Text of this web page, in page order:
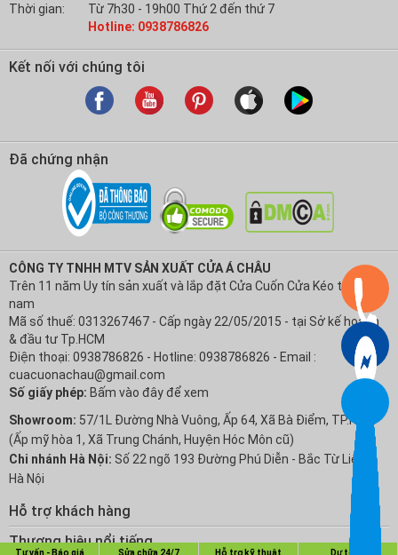
Thời gian:
Từ 7h30 - 19h00 Thứ 2 đến thứ 7
Hotline: 0938786826
Kết nối với chúng tôi
Đã chứng nhận
CÔNG TY TNHH MTV SẢN XUẤT CỬA Á CHÂU
Trên 11 năm Uy tín sản xuất và lắp đặt Cửa Cuốn Cửa Kéo tại Việt
nam
Mã số thuế: 0313267467 - Cấp ngày 22/05/2015 - tại Sở kế hoạch
& đầu tư Tp.HCM
Điện thoại: 0938786826 - Hotline: 0938786826 - Email :
cuacuonachau@gmail.com
Số giấy phép: Bấm vào đây để xem
Showroom: 57/1L Đường Nhà Vuông, Ấp 64, Xã Bà Điểm, TP.HCM
(Ấp mỹ hòa 1, Xã Trung Chánh, Huyện Hóc Môn cũ)
Chi nhánh Hà Nội: Số 22 ngõ 193 Đường Phú Diễn - Bắc Từ Liêm -
Hà Nội
Hỗ trợ khách hàng
Chính sách Bảo hành
Thương hiệu nổi tiếng
Tư vấn - Báo giá Sửa chữa 24/7 Hỗ trợ kỹ thuật Dự toán